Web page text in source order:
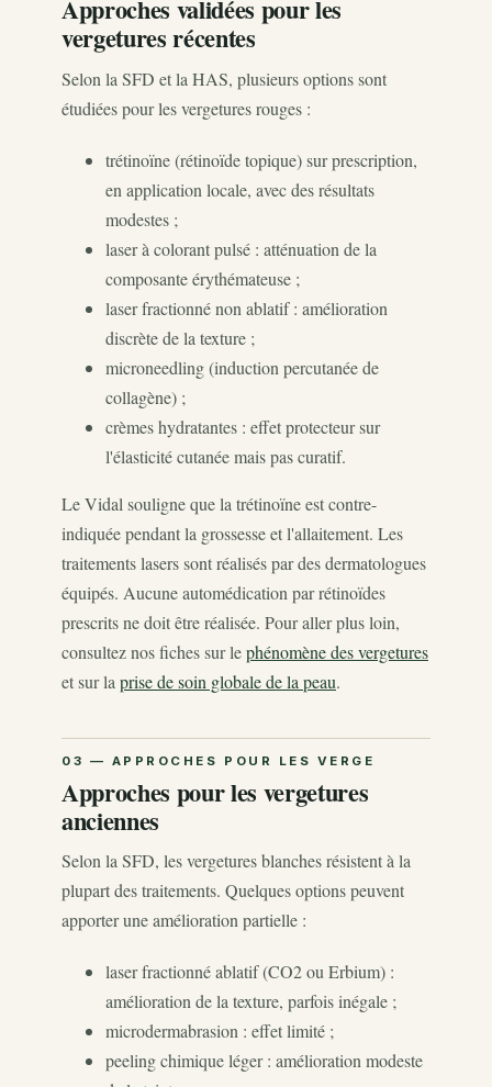
Approches validées pour les
vergetures récentes
Selon la SFD et la HAS, plusieurs options sont
étudiées pour les vergetures rouges :
trétinoïne (rétinoïde topique) sur prescription,
en application locale, avec des résultats
modestes ;
laser à colorant pulsé : atténuation de la
composante érythémateuse ;
laser fractionné non ablatif : amélioration
discrète de la texture ;
microneedling (induction percutanée de
collagène) ;
crèmes hydratantes : effet protecteur sur
l'élasticité cutanée mais pas curatif.
Le Vidal souligne que la trétinoïne est contre-
indiquée pendant la grossesse et l'allaitement. Les
traitements lasers sont réalisés par des dermatologues
équipés. Aucune automédication par rétinoïdes
prescrits ne doit être réalisée. Pour aller plus loin,
consultez nos fiches sur lephénomène des vergetures
et sur la prise de soin globale de la peau.
Approches pour les vergetures
anciennes
Selon la SFD, les vergetures blanches résistent à la
plupart des traitements. Quelques options peuvent
apporter une amélioration partielle :
laser fractionné ablatif (CO2 ou Erbium) :
amélioration de la texture, parfois inégale ;
microdermabrasion : effet limité ;
peeling chimique léger : amélioration modeste